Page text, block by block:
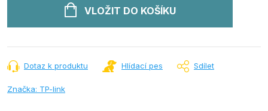
VLOŽIT DO KOŠÍKU
Dotaz k produktu Hlídací pes Sdílet
Značka: TP-link